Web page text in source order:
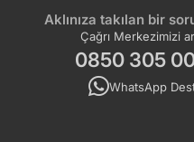
Aklınıza takılan bir
Çağrı Merkezimizi
0850 305
WhatsApp